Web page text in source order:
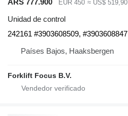
EUR 450 ≈ US$ 519,90
Unidad de control
242161 #3903608509, #3903608847
Países Bajos, Haaksbergen
Forklift Focus B.V.